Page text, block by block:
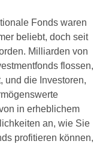
Fonds waren
beliebt, doch seit
Milliarden von
flossen,
und die Investoren,
in erheblichem
an, wie Sie
profitieren können,